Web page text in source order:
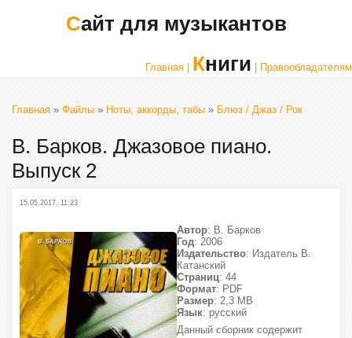
Сайт для музыкантов
Главная | Книги | Правообладателям
Главная » Файлы » Ноты, аккорды, табы » Блюз / Джаз / Рок
В. Барков. Джазовое пиано.
Выпуск 2
15.05.2017, 11:23
Автор: В. Барков
Год: 2006
Издательство: Издатель В.
Катанский
Страниц: 44
Формат: PDF
Размер: 2,3 МВ
Язык: русский
Данный сборник содержит